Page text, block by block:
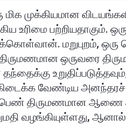
மிக முக்கியமான
உரிமை பற்றியதாகும்.
மறுபுறம்,
ஒருவரை
வேண்டிய
பெண் திருமணமான
வழங்கியுள்ளது,